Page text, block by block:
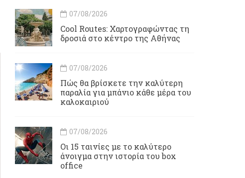
07/08/2026
Cool Routes: Χαρτογραφώντας τη
δροσιά στο κέντρο της Αθήνας
07/08/2026
Πώς θα βρίσκετε την καλύτερη
παραλία για μπάνιο κάθε μέρα του
καλοκαιριού
07/08/2026
Οι 15 ταινίες με το καλύτερο
άνοιγμα στην ιστορία του box
office